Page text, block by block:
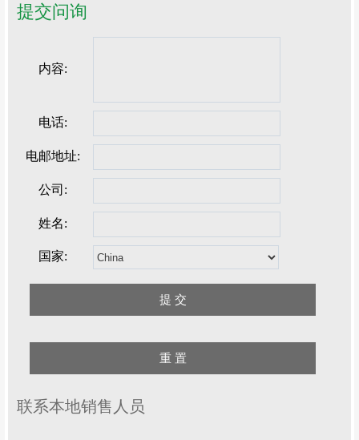
提交问询
内容:
电话:
电邮地址:
公司:
姓名:
国家:
联系本地销售人员